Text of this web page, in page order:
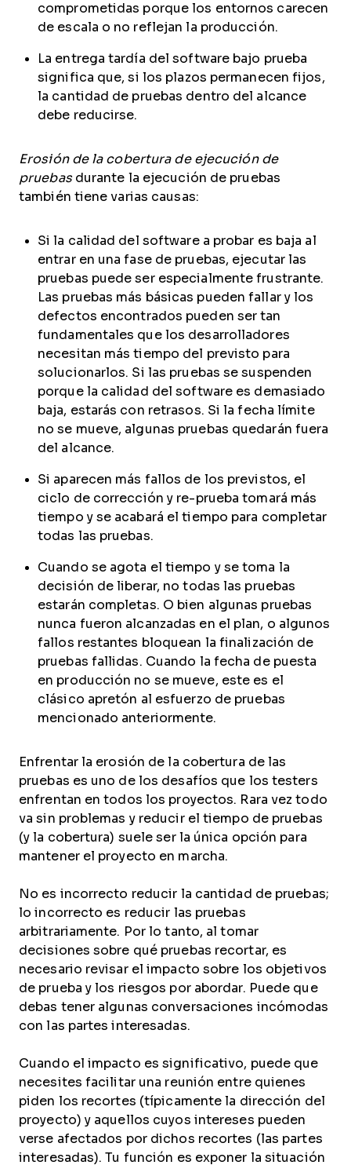
comprometidas porque los entornos carecen
de escala o no reflejan la producción.
La entrega tardía del software bajo prueba
significa que, si los plazos permanecen fijos,
la cantidad de pruebas dentro del alcance
debe reducirse.
Erosión de la cobertura de ejecución de
pruebasdurante la ejecución de pruebas
también tiene varias causas:
Si la calidad del software a probar es baja al
entrar en una fase de pruebas, ejecutar las
pruebas puede ser especialmente frustrante.
Las pruebas más básicas pueden fallar y los
defectos encontrados pueden ser tan
fundamentales que los desarrolladores
necesitan más tiempo del previsto para
solucionarlos. Si las pruebas se suspenden
porque la calidad del software es demasiado
baja, estarás con retrasos. Si la fecha límite
no se mueve, algunas pruebas quedarán fuera
del alcance.
Si aparecen más fallos de los previstos, el
ciclo de corrección y re-prueba tomará más
tiempo y se acabará el tiempo para completar
todas las pruebas.
Cuando se agota el tiempo y se toma la
decisión de liberar, no todas las pruebas
estarán completas. O bien algunas pruebas
nunca fueron alcanzadas en el plan, o algunos
fallos restantes bloquean la finalización de
pruebas fallidas. Cuando la fecha de puesta
en producción no se mueve, este es el
clásico apretón al esfuerzo de pruebas
mencionado anteriormente.
Enfrentar la erosión de la cobertura de las
pruebas es uno de los desafíos que los testers
enfrentan en todos los proyectos. Rara vez todo
va sin problemas y reducir el tiempo de pruebas
(y la cobertura) suele ser la única opción para
mantener el proyecto en marcha.
No es incorrecto reducir la cantidad de pruebas;
lo incorrecto es reducir las pruebas
arbitrariamente. Por lo tanto, al tomar
decisiones sobre qué pruebas recortar, es
necesario revisar el impacto sobre los objetivos
de prueba y los riesgos por abordar. Puede que
debas tener algunas conversaciones incómodas
con las partes interesadas.
Cuando el impacto es significativo, puede que
necesites facilitar una reunión entre quienes
piden los recortes (típicamente la dirección del
proyecto) y aquellos cuyos intereses pueden
verse afectados por dichos recortes (las partes
interesadas). Tu función es exponer la situación